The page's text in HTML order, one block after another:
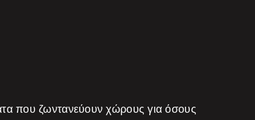
που ζωντανεύουν χώρους για όσους